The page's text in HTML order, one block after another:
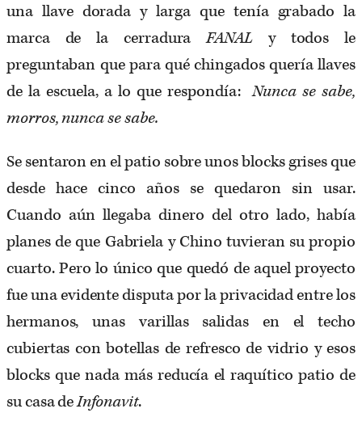
una llave dorada y larga que tenía grabado la
marca de la cerraduraFANALy todos le
preguntaban que para qué chingados quería llaves
de la escuela, a lo que respondía:Nunca se sabe,
morros, nunca se sabe.
Se sentaron en el patio sobre unos blocks grises que
desde hace cinco años se quedaron sin usar.
Cuando aún llegaba dinero del otro lado, había
planes de que Gabriela y Chino tuvieran su propio
cuarto. Pero lo único que quedó de aquel proyecto
fue una evidente disputa por la privacidad entre los
hermanos, unas varillas salidas en el techo
cubiertas con botellas de refresco de vidrio y esos
blocks que nada más reducía el raquítico patio de
su casa deInfonavit.